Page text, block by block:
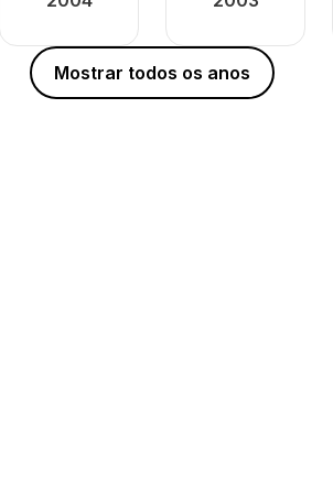
Mostrar todos os anos